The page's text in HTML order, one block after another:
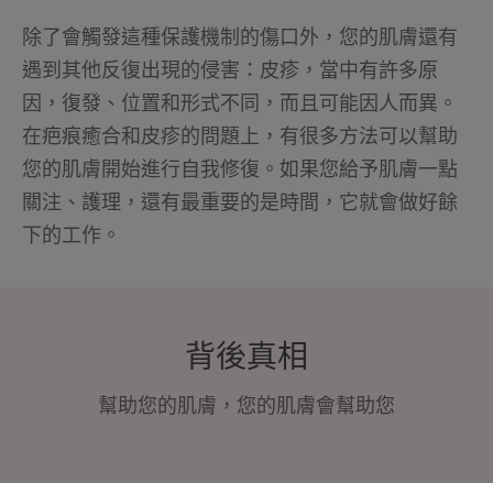
除了會觸發這種保護機制的傷口外，您的肌膚還有
遇到其他反復出現的侵害：皮疹，當中有許多原
因，復發、位置和形式不同，而且可能因人而異。
在疤痕癒合和皮疹的問題上，有很多方法可以幫助
您的肌膚開始進行自我修復。如果您給予肌膚一點
關注、護理，還有最重要的是時間，它就會做好餘
下的工作。
背後真相
幫助您的肌膚，您的肌膚會幫助您